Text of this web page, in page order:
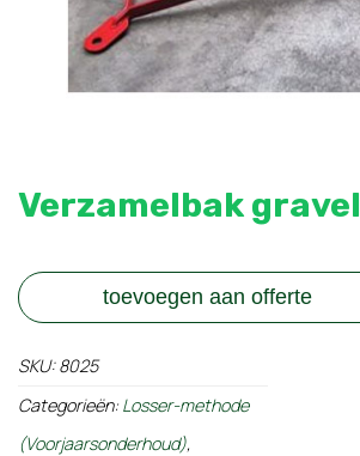
Verzamelbak gravel
toevoegen aan offerte
SKU:8025
Categorieën:Losser-methode
(Voorjaarsonderhoud),